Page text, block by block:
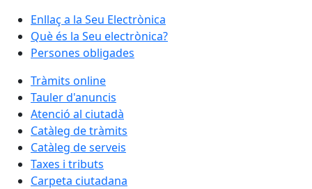
Enllaç a la Seu Electrònica
Què és la Seu electrònica?
Persones obligades
Tràmits online
Tauler d'anuncis
Atenció al ciutadà
Catàleg de tràmits
Catàleg de serveis
Taxes i tributs
Carpeta ciutadana